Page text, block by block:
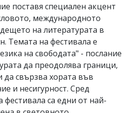
поставя специален акцент
международното
на литературата в
Темата на фестивала е
на свободата" - послание
да преодолява граници,
да свързва хората във
и несигурност. Сред
фестивала са едни от най-